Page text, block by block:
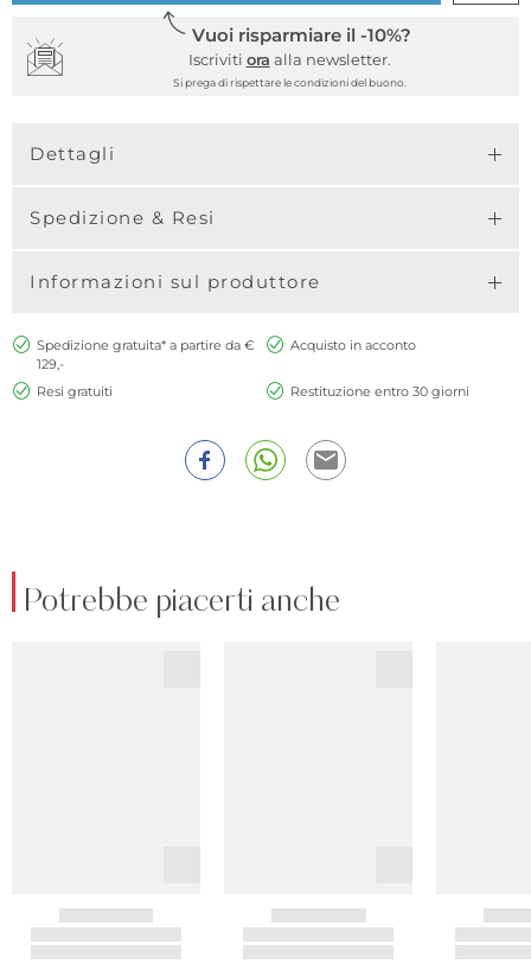
Vuoi risparmiare il -10%?
Iscriviti ora alla newsletter.
Si prega di rispettare le condizioni del buono.
Dettagli
Spedizione & Resi
Informazioni sul produttore
Spedizione gratuita* a partire da €
129,-
Acquisto in acconto
Resi gratuiti Restituzione entro 30 giorni
Potrebbe piacerti anche